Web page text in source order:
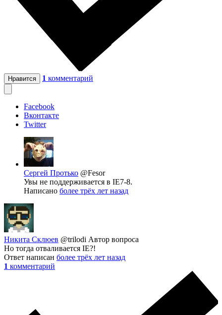
Нравится 1 комментарий
Facebook
Вконтакте
Twitter
Сергей Протько @Fesor
Увы не поддерживается в IE7-8.
Написано более трёх лет назад
Никита Склюев @trilodi Автор вопроса
Но тогда отваливается IE?!
Ответ написан более трёх лет назад
1 комментарий